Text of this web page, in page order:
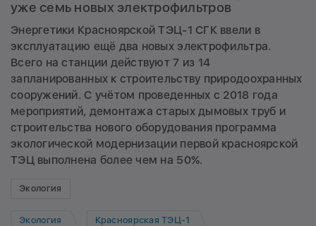
уже семь новых электрофильтров
Энергетики Красноярской ТЭЦ-1 СГК ввели в
эксплуатацию ещё два новых электрофильтра.
Всего на станции действуют 7 из 14
запланированных к строительству природоохранных
сооружений. С учётом проведенных с 2018 года
мероприятий, демонтажа старых дымовых труб и
строительства нового оборудования программа
экологической модернизации первой красноярской
ТЭЦ выполнена более чем на 50%.
Экология
Экология Красноярская ТЭЦ-1